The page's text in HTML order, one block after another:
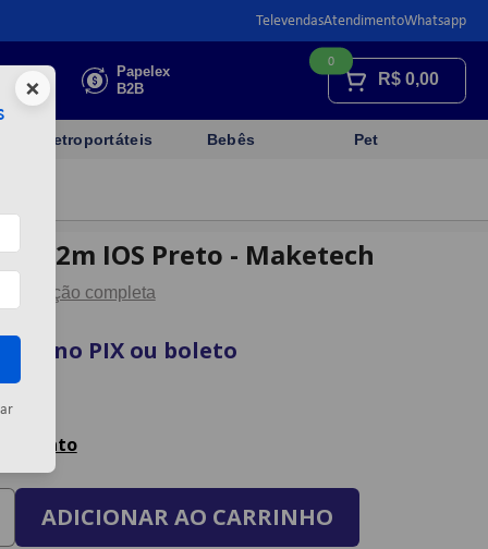
TelevendasAtendimentoWhatsapp
Faça sua
cotação
Papelex
B2B
R$ 0,00
0
Eletroportáteis Bebês Pet
2m IOS Preto - Maketech
Descrição completa
vista no PIX ou boleto
ADICIONAR AO CARRINHO
×